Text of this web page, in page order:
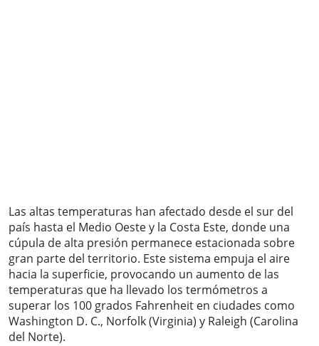
Las altas temperaturas han afectado desde el sur del
país hasta el Medio Oeste y la Costa Este, donde una
cúpula de alta presión permanece estacionada sobre
gran parte del territorio. Este sistema empuja el aire
hacia la superficie, provocando un aumento de las
temperaturas que ha llevado los termómetros a
superar los 100 grados Fahrenheit en ciudades como
Washington D. C., Norfolk (Virginia) y Raleigh (Carolina
del Norte).